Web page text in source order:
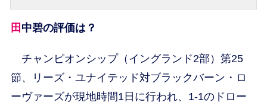
田中碧の評価は？
チャンピオンシップ（イングランド2部）第25
節、リーズ・ユナイテッド対ブラックバーン・ロ
ーヴァーズが現地時間1日に行われ、1-1のドロー